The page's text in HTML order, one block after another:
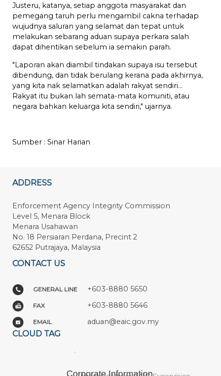
Justeru, katanya, setiap anggota masyarakat dan
pemegang taruh perlu mengambil cakna terhadap
wujudnya saluran yang selamat dan tepat untuk
melakukan sebarang aduan supaya perkara salah
dapat dihentikan sebelum ia semakin parah.
"Laporan akan diambil tindakan supaya isu tersebut
dibendung, dan tidak berulang kerana pada akhirnya,
yang kita nak selamatkan adalah rakyat sendiri...
Rakyat itu bukan lah semata-mata komuniti, atau
negara bahkan keluarga kita sendiri," ujarnya.
Sumber : Sinar Harian
ADDRESS
Enforcement Agency Integrity Commission
Level 5, Menara Block
Menara Usahawan
No. 18 Persiaran Perdana, Precint 2
62652 Putrajaya, Malaysia
CONTACT US
GENERAL LINE +603-8880 5650
FAX +603-8880 5646
EMAIL aduan@eaic.gov.my
CLOUD TAG